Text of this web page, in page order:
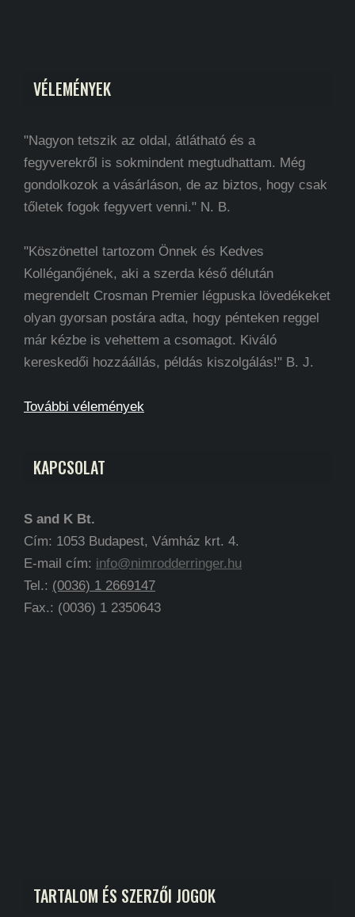
VÉLEMÉNYEK
"Nagyon tetszik az oldal, átlátható és a
fegyverekről is sokmindent megtudhattam. Még
gondolkozok a vásárláson, de az biztos, hogy csak
tőletek fogok fegyvert venni." N. B.
"Köszönettel tartozom Önnek és Kedves
Kolléganőjének, aki a szerda késő délután
megrendelt Crosman Premier légpuska lövedékeket
olyan gyorsan postára adta, hogy pénteken reggel
már kézbe is vehettem a csomagot. Kiváló
kereskedői hozzáállás, példás kiszolgálás!" B. J.
További vélemények
KAPCSOLAT
S and K Bt.
Cím: 1053 Budapest, Vámház krt. 4.
E-mail cím: info@nimrodderringer.hu
Tel.: (0036) 1 2669147
Fax.: (0036) 1 2350643
TARTALOM ÉS SZERZŐI JOGOK